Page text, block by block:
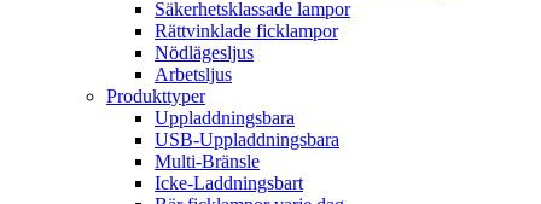
Säkerhetsklassade lampor
Rättvinklade ficklampor
Nödlägesljus
Arbetsljus
Produkttyper
Uppladdningsbara
USB-Uppladdningsbara
Multi-Bränsle
Icke-Laddningsbart